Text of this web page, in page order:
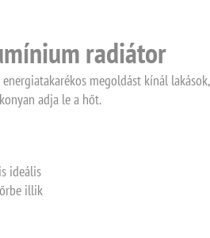
radiátor
megoldást kínál
adja le a hőt.
ideális
illik